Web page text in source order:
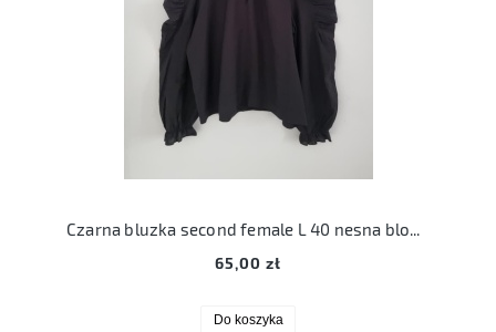
Czarna bluzka second female L 40 nesna blouse z długim rękawem
65,00 zł
Do koszyka